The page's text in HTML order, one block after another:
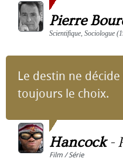
Pierre
Scientifique, Sociologue
Le destin ne
toujours le choix.
Hancock-
Film / Série